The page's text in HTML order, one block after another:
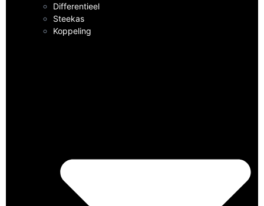
Differentieel
Steekas
Koppeling